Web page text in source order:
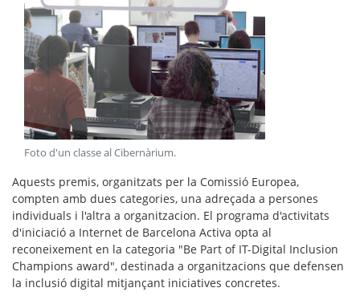
Foto d'un classe al Cibernàrium.
Aquests premis, organitzats per la Comissió Europea,
compten amb dues categories, una adreçada a persones
individuals i l'altra a organitzacion. El programa d'activitats
d'iniciació a Internet de Barcelona Activa opta al
reconeixement en la categoria "Be Part of IT-Digital Inclusion
Champions award", destinada a organitzacions que defensen
la inclusió digital mitjançant iniciatives concretes.